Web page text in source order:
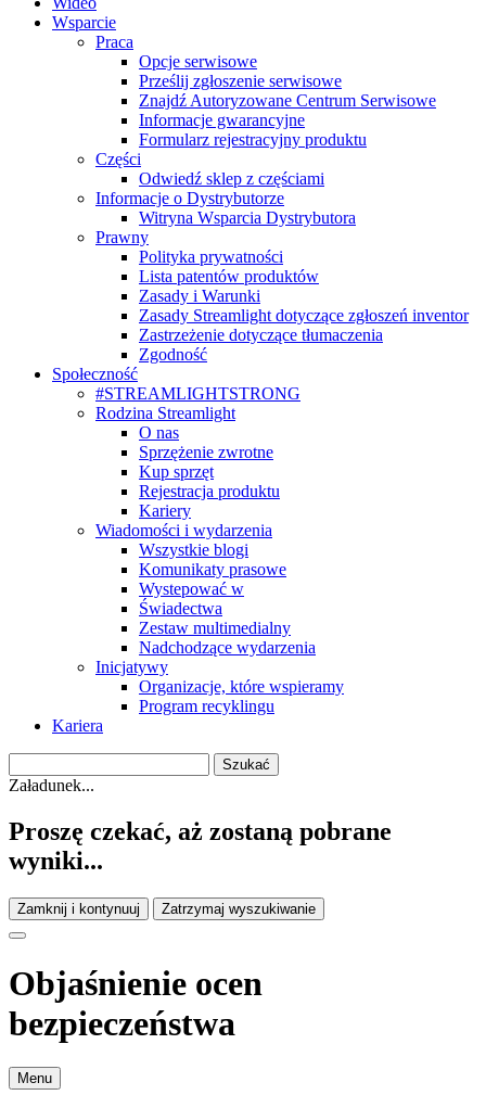
Wsparcie
Praca
Opcje serwisowe
Prześlij zgłoszenie serwisowe
Znajdź Autoryzowane Centrum Serwisowe
Informacje gwarancyjne
Formularz rejestracyjny produktu
Części
Odwiedź sklep z częściami
Informacje o Dystrybutorze
Witryna Wsparcia Dystrybutora
Prawny
Polityka prywatności
Lista patentów produktów
Zasady i Warunki
Zasady Streamlight dotyczące zgłoszeń inventor
Zastrzeżenie dotyczące tłumaczenia
Zgodność
Społeczność
#STREAMLIGHTSTRONG
Rodzina Streamlight
O nas
Sprzężenie zwrotne
Kup sprzęt
Rejestracja produktu
Kariery
Wiadomości i wydarzenia
Wszystkie blogi
Komunikaty prasowe
Wystepować w
Świadectwa
Zestaw multimedialny
Nadchodzące wydarzenia
Inicjatywy
Organizacje, które wspieramy
Program recyklingu
Kariera
Załadunek...
Proszę czekać, aż zostaną pobrane
wyniki...
Zamknij i kontynuuj Zatrzymaj wyszukiwanie
Objaśnienie ocen
bezpieczeństwa
Menu